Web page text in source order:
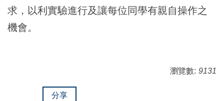
求，以利實驗進行及讓每位同學有親自操作之
機會。
瀏覽數: 9131
分享